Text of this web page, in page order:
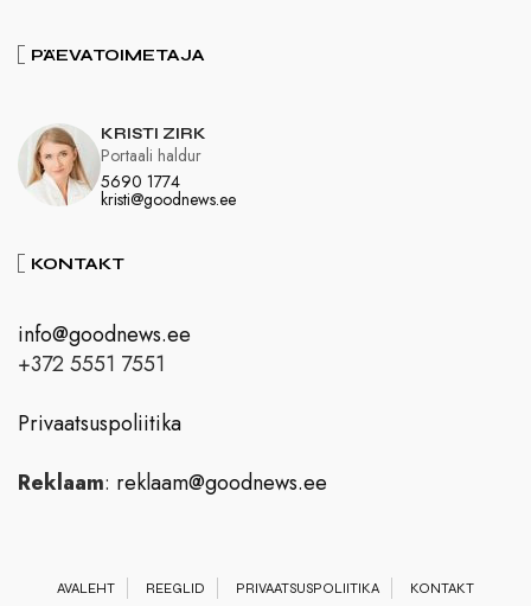
PÄEVATOIMETAJA
KRISTI ZIRK
5690 1774
kristi@goodnews.ee
Portaali haldur
KONTAKT
info@goodnews.ee
+372 5551 7551
Privaatsuspoliitika
Reklaam: reklaam@goodnews.ee
AVALEHT REEGLID PRIVAATSUSPOLIITIKA KONTAKT